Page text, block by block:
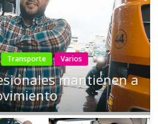
Transporte Varios
mantienen a